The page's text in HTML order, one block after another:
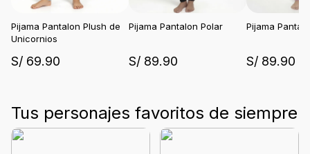
Pijama Pantalon Plush de
Unicornios
S/ 69.90
Pijama Pantalon Polar
S/ 89.90
Pijama
S/ 89.90
Tus personajes favoritos de siempre